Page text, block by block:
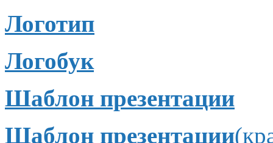
Логотип
Логобук
Шаблон презентации
Шаблон презентации